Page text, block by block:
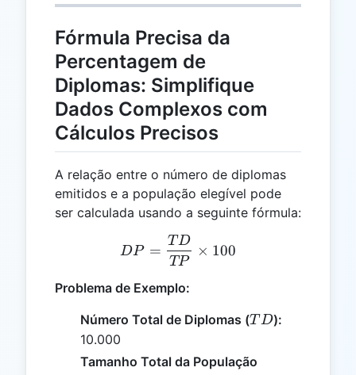
Fórmula Precisa da
Percentagem de
Diplomas: Simplifique
Dados Complexos com
Cálculos Precisos
A relação entre o número de diplomas
emitidos e a população elegível pode
ser calculada usando a seguinte fórmula:
DP = \frac{TD}{TP}
DP =
TP
T D
× 100
Problema de Exemplo:
Número Total de Diplomas (TD
T D):
10.000
Tamanho Total da População